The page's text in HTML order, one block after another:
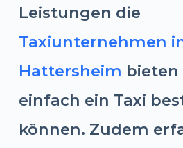
Leistungen die
Taxiunternehmen
Hattersheim bieten
einfach ein Taxi
können. Zudem